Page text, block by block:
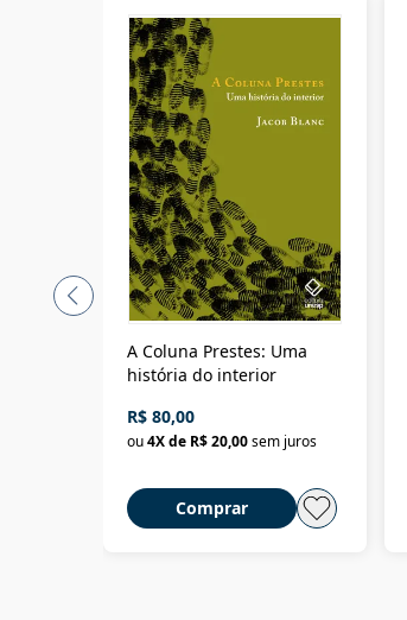
A Coluna Prestes: Uma
história do interior
R$ 80,00
ou4X de R$ 20,00sem juros
Comprar